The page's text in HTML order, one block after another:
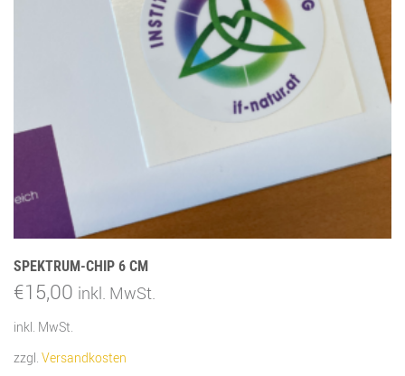
SPEKTRUM-CHIP 6 CM
€15,00 inkl. MwSt.
inkl. MwSt.
zzgl. Versandkosten